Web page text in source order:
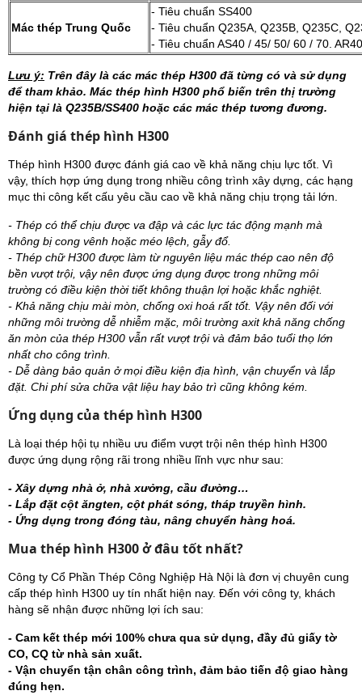
Mác thép Trung Quốc
- Tiêu chuẩn SS400
- Tiêu chuẩn Q235A, Q235B, Q235C,
- Tiêu chuẩn AS40 / 45/ 50/ 60 / 70.
Lưu ý: Trên đây là các mác thép H300 đã từng có và sử dụng
để tham khảo. Mác thép hình H300 phổ biến trên thị trường
hiện tại là Q235B/SS400 hoặc các mác thép tương đương.
Đánh giá thép hình H300
Thép hình H300 được đánh giá cao về khả năng chịu lực tốt. Vì
vậy, thích hợp ứng dụng trong nhiều công trình xây dựng, các hạng
mục thi công kết cấu yêu cầu cao về khả năng chịu trọng tải lớn.
- Thép có thể chịu được va đập và các lực tác động mạnh mà
không bị cong vênh hoặc méo lệch, gẫy đổ.
- Thép chữ H300 được làm từ nguyên liệu mác thép cao nên độ
bền vượt trội, vậy nên được ứng dụng được trong những môi
trường có điều kiện thời tiết không thuận lợi hoặc khắc nghiệt.
- Khả năng chịu mài mòn, chống oxi hoá rất tốt. Vậy nên đối với
những môi trường dễ nhiễm mặc, môi trường axit khả năng chống
ăn mòn của thép H300 vẫn rất vượt trội và đảm bảo tuổi thọ lớn
nhất cho công trình.
- Dễ dàng bảo quản ở mọi điều kiện địa hình, vận chuyển và lắp
đặt. Chi phí sửa chữa vật liệu hay bảo trì cũng không kém.
Ứng dụng của thép hình H300
Là loại thép hội tụ nhiều ưu điểm vượt trội nên thép hình H300
được ứng dụng rộng rãi trong nhiều lĩnh vực như sau:
- Xây dựng nhà ở, nhà xưởng, cầu đường…
- Lắp đặt cột ăngten, cột phát sóng, tháp truyền hình.
- Ứng dụng trong đóng tàu, nâng chuyển hàng hoá.
Mua thép hình H300 ở đâu tốt nhất?
Công ty Cổ Phần Thép Công Nghiệp Hà Nội là đơn vị chuyên cung
cấp thép hình H300 uy tín nhất hiện nay. Đến với công ty, khách
hàng sẽ nhận được những lợi ích sau:
- Cam kết thép mới 100% chưa qua sử dụng, đầy đủ giấy tờ
CO, CQ từ nhà sản xuất.
- Vận chuyển tận chân công trình, đảm bảo tiến độ giao hàng
đúng hẹn.